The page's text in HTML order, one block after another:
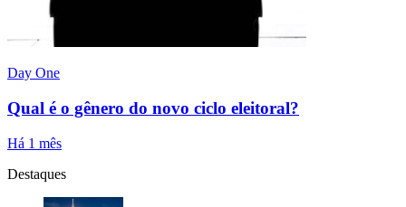
Day One
Qual é o gênero do novo ciclo eleitoral?
Há 1 mês
Destaques